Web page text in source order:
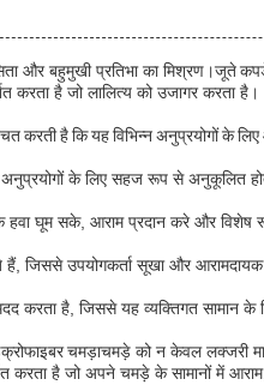
और बहुमुखी प्रतिभा का मिश्रण।जूते
है जो लालित्य को उजागर करता है।
करती है कि यह विभिन्न अनुप्रयोगों के
के लिए सहज रूप से अनुकूलित
हवा घूम सके, आराम प्रदान करे और
जिससे उपयोगकर्ता सूखा और
करता है, जिससे यह व्यक्तिगत सामान के
चमड़ाचमड़े को न केवल लक्जरी
करता है जो अपने चमड़े के सामानों में